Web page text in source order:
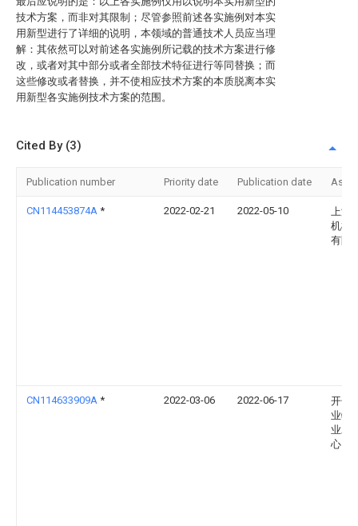
技术方案，而非对其限制；尽管参照前述各实施例对本实
用新型进行了详细的说明，本领域的普通技术人员应当理
解：其依然可以对前述各实施例所记载的技术方案进行修
改，或者对其中部分或者全部技术特征进行等同替换；而
这些修改或者替换，并不使相应技术方案的本质脱离本实
用新型各实施例技术方案的范围。
Cited By (3)
Publication number Priority date Publication date
CN114453874A * 2022-02-21 2022-05-10
上海
机械
有限
CN114633909A * 2022-03-06 2022-06-17
开化
业特
业发
心